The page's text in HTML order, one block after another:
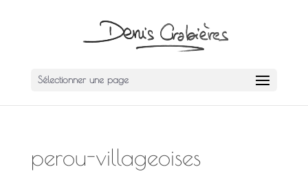
Sélectionner une page
perou-villageoises